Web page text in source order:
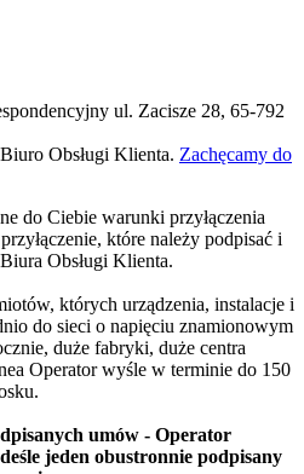
ul. Zacisze 28, 65-792
Obsługi Klienta. Zachęcamy do
do Ciebie warunki przyłączenia
które należy podpisać i
Obsługi Klienta.
których urządzenia, instalacje i
do sieci o napięciu znamionowym
duże fabryki, duże centra
Operator wyśle w terminie do 150
umów - Operator
jeden obustronnie podpisany